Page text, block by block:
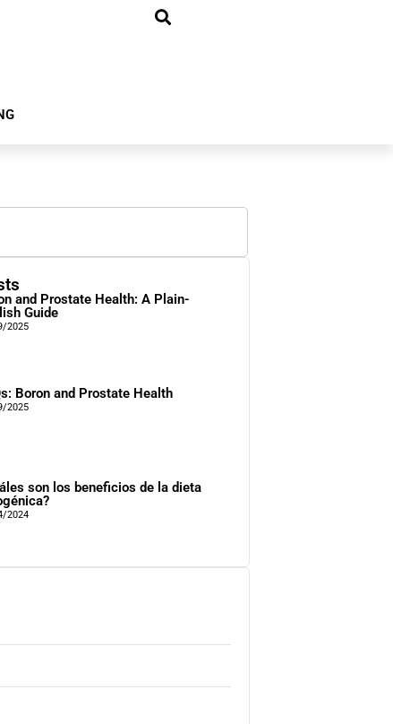
and Prostate Health: A Plain-
Guide
2025
Boron and Prostate Health
2025
son los beneficios de la dieta
2024